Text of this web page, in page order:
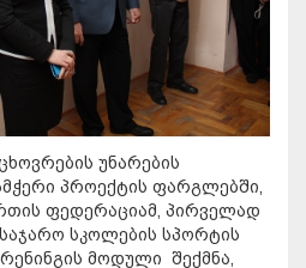
უნარების
პროექტის ფარგლებში,
ფედერაციამ, პირველად
სკოლების სპორტის
მოდული შექმნა,